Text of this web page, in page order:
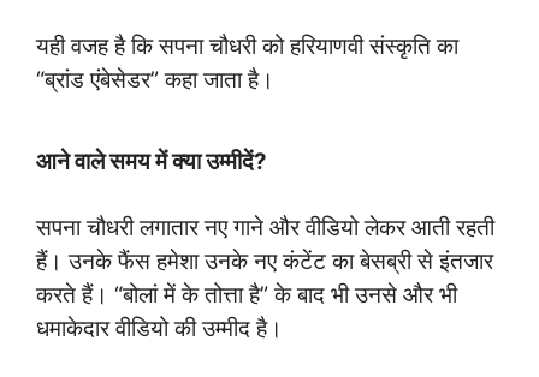
यही वजह है कि सपना चौधरी को हरियाणवी संस्कृति का
“ब्रांड एंबेसेडर” कहा जाता है।
आने वाले समय में क्या उम्मीदें?
सपना चौधरी लगातार नए गाने और वीडियो लेकर आती रहती
हैं। उनके फैंस हमेशा उनके नए कंटेंट का बेसब्री से इंतजार
करते हैं। “बोलां में के तोत्ता है” के बाद भी उनसे और भी
धमाकेदार वीडियो की उम्मीद है।